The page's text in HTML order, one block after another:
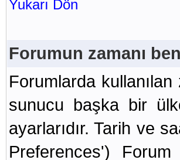
Yukarı Dön
Forumun zamanı
Forumlarda
sunucu başka bir
ayarlarıdır. Tarih ve
Preferences')